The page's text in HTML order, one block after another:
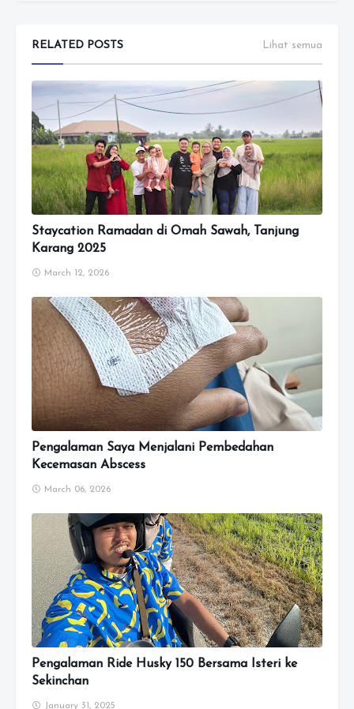
RELATED POSTS Lihat semua
Staycation Ramadan di Omah Sawah, Tanjung
Karang 2025
March 12, 2026
Pengalaman Saya Menjalani Pembedahan
Kecemasan Abscess
March 06, 2026
Pengalaman Ride Husky 150 Bersama Isteri ke
Sekinchan
January 31, 2025